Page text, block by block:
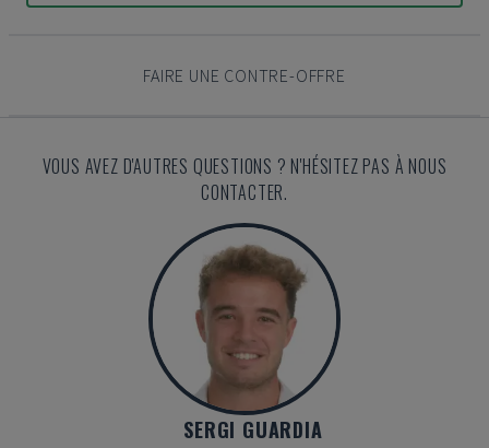
FAIRE UNE CONTRE-OFFRE
VOUS AVEZ D'AUTRES QUESTIONS ? N'HÉSITEZ PAS À NOUS
CONTACTER.
SERGI GUARDIA